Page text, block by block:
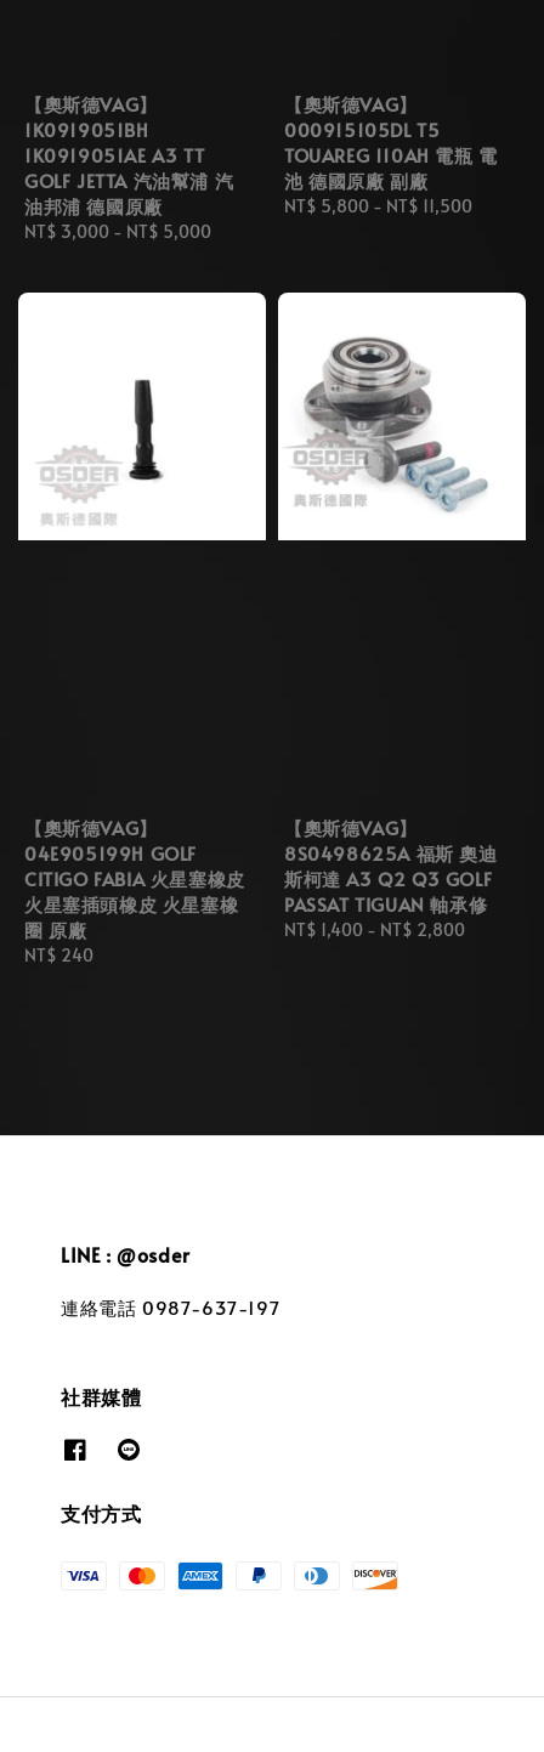
【奧斯德VAG】
1K0919051BH
1K0919051AE A3 TT
GOLF JETTA 汽油幫浦 汽
油邦浦 德國原廠
Regular
NT$ 3,000 - NT$ 5,000
【奧斯德VAG】
000915105DL T5
TOUAREG 110AH 電瓶 電
池 德國原廠 副廠
Regular
NT$ 5,800 - NT$ 11,500
【奧斯德VAG】
04E905199H GOLF
CITIGO FABIA 火星塞橡皮
火星塞插頭橡皮 火星塞橡
圈 原廠
Regular
NT$ 240
【奧斯德VAG】
8S0498625A 福斯 奧迪
斯柯達 A3 Q2 Q3 GOLF
PASSAT TIGUAN 軸承修
Regular
NT$ 1,400 - NT$ 2,800
LINE : @osder
連絡電話 0987-637-197
社群媒體
支付方式